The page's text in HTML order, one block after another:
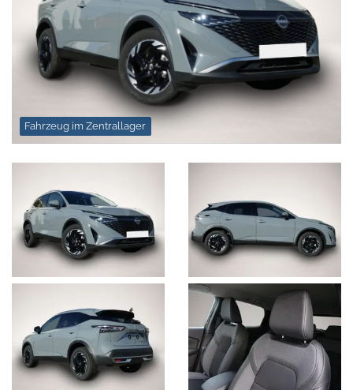
Fahrzeug im Zentrallager